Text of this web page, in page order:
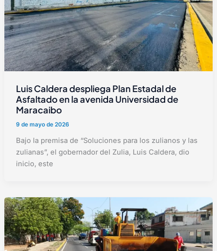
Luis Caldera despliega Plan Estadal de
Asfaltado en la avenida Universidad de
Maracaibo
9 de mayo de 2026
Bajo la premisa de “Soluciones para los zulianos y las
zulianas”, el gobernador del Zulia, Luis Caldera, dio
inicio, este